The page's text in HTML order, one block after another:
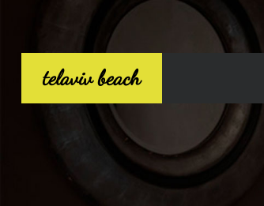
telaviv beach